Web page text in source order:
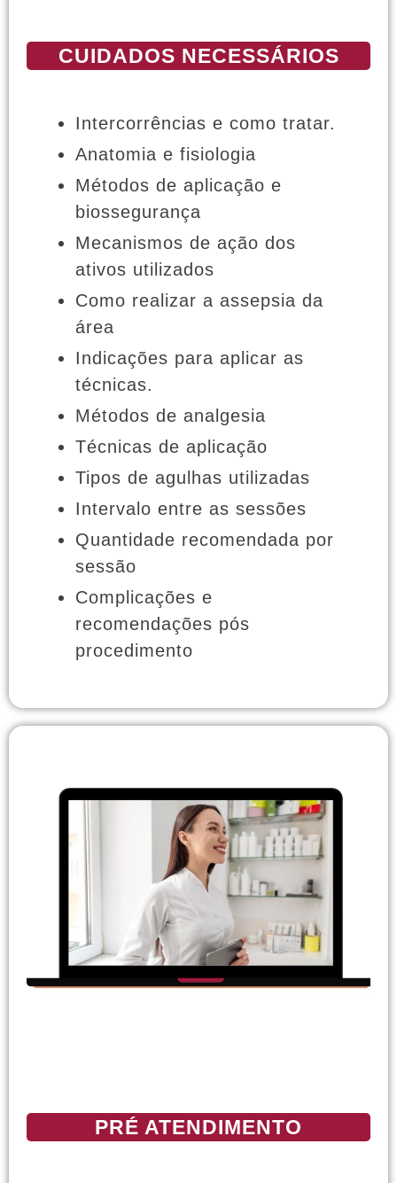
CUIDADOS NECESSÁRIOS
Intercorrências e como tratar.
Anatomia e fisiologia
Métodos de aplicação e
biossegurança
Mecanismos de ação dos
ativos utilizados
Como realizar a assepsia da
área
Indicações para aplicar as
técnicas.
Métodos de analgesia
Técnicas de aplicação
Tipos de agulhas utilizadas
Intervalo entre as sessões
Quantidade recomendada por
sessão
Complicações e
recomendações pós
procedimento
PRÉ ATENDIMENTO